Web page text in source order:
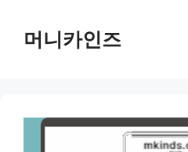
content머니카인즈